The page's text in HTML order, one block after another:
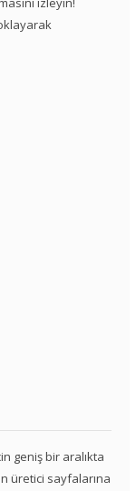
geniş bir aralıkta
üretici sayfalarına